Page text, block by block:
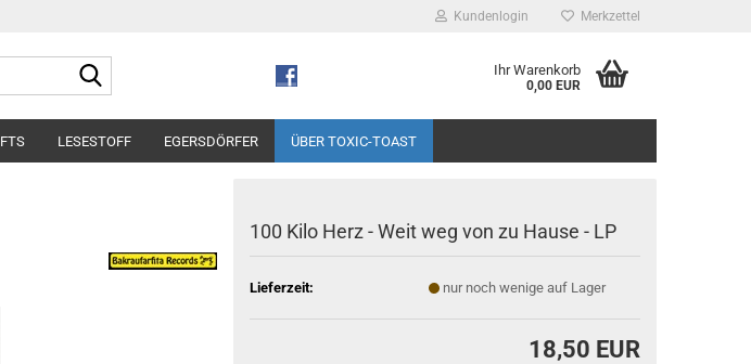
Kundenlogin Merkzettel
Ihr Warenkorb
0,00 EUR
LESESTOFF EGERSDÖRFER ÜBER TOXIC-TOAST
100 Kilo Herz - Weit weg von zu Hause - LP
Lieferzeit: nur noch wenige auf Lager
18,50 EUR